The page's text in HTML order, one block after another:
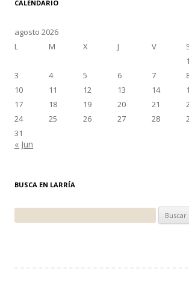
CALENDARIO
agosto 2026
L
M X J V
1
3
4 5 6 7
10
11 12 13 14
17
18 19 20 21
24
25 26 27 28
31
« Jun
BUSCA EN LARRÍA